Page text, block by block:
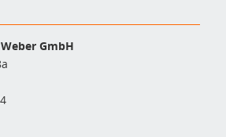
GmbH